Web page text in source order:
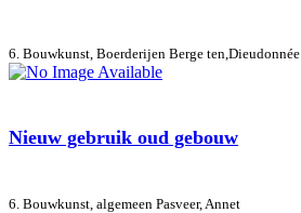
6. Bouwkunst, Boerderijen Berge ten,Dieudonnée
Nieuw gebruik oud gebouw
6. Bouwkunst, algemeen Pasveer, Annet